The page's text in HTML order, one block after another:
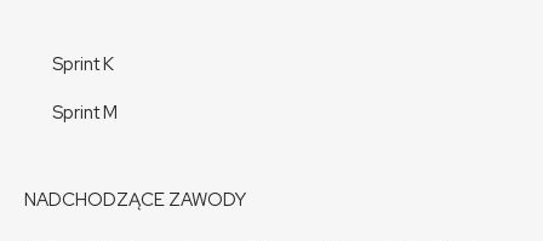
Sprint K
Sprint M
NADCHODZĄCE ZAWODY